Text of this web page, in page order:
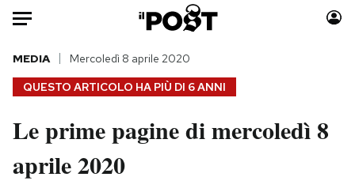
Auto
HOME
Italia
Politica
Moda
QUESTO ARTICOLO HA PIÙ DI 6 ANNI
MEDIA Mercoledì 8 aprile 2020
Le prime pagine di mercoledì 8
aprile 2020